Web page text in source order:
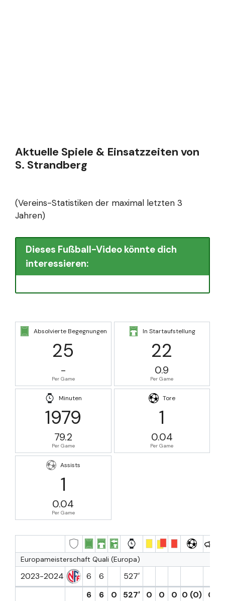
Aktuelle Spiele & Einsatzzeiten von
S. Strandberg
(Vereins-Statistiken der maximal letzten 3
Jahren)
Dieses Fußball-Video könnte dich
interessieren:
Absolvierte Begegnungen
25
-
Per Game
In Startaufstellung
22
0.9
Per Game
Minuten
1979
79.2
Per Game
Tore
1
0.04
Per Game
Assists
1
0.04
Per Game
Europameisterschaft Quali (Europa)
2023-2024 6 6
527′
6
6 0 527′ 0 0 0 0 (0) 0